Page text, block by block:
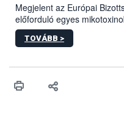
Megjelent az Európai
előforduló egyes
2027-től új irányértékek
hatályos uniós ajánlások
TOVÁBB >